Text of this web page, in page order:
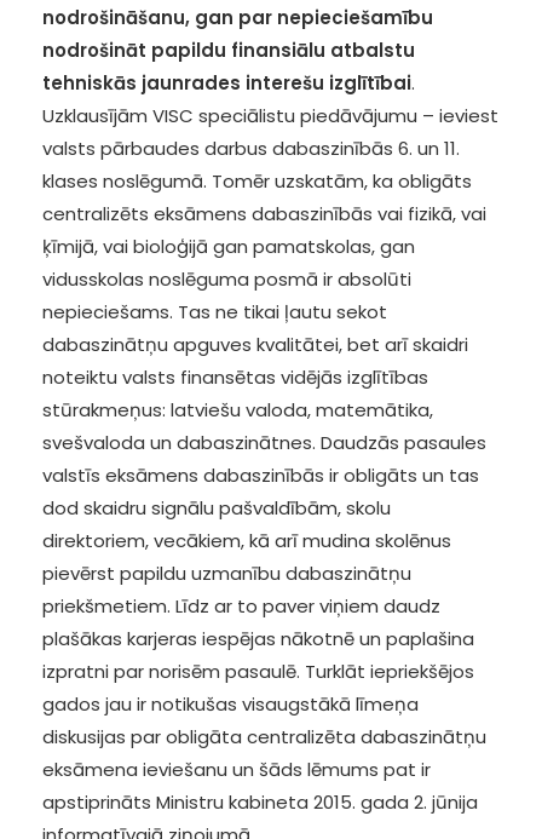
nodrošināšanu, gan par nepieciešamību
nodrošināt papildu finansiālu atbalstu
tehniskās jaunrades interešu izglītībai.
Uzklausījām VISC speciālistu piedāvājumu – ieviest
valsts pārbaudes darbus dabaszinībās 6. un 11.
klases noslēgumā. Tomēr uzskatām, ka obligāts
centralizēts eksāmens dabaszinībās vai fizikā, vai
ķīmijā, vai bioloģijā gan pamatskolas, gan
vidusskolas noslēguma posmā ir absolūti
nepieciešams. Tas ne tikai ļautu sekot
dabaszinātņu apguves kvalitātei, bet arī skaidri
noteiktu valsts finansētas vidējās izglītības
stūrakmeņus: latviešu valoda, matemātika,
svešvaloda un dabaszinātnes. Daudzās pasaules
valstīs eksāmens dabaszinībās ir obligāts un tas
dod skaidru signālu pašvaldībām, skolu
direktoriem, vecākiem, kā arī mudina skolēnus
pievērst papildu uzmanību dabaszinātņu
priekšmetiem. Līdz ar to paver viņiem daudz
plašākas karjeras iespējas nākotnē un paplašina
izpratni par norisēm pasaulē. Turklāt iepriekšējos
gados jau ir notikušas visaugstākā līmeņa
diskusijas par obligāta centralizēta dabaszinātņu
eksāmena ieviešanu un šāds lēmums pat ir
apstiprināts Ministru kabineta 2015. gada 2. jūnija